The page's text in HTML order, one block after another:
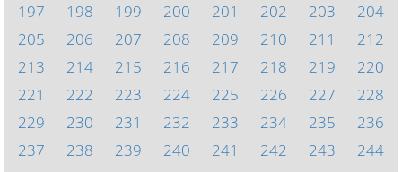
197
198 199 200 201 202 203
204
205
206 207 208 209 210 211
212
213
214 215 216 217 218 219
220
221
222 223 224 225 226 227
228
229
230 231 232 233 234 235
236
237
238 239 240 241 242 243
244